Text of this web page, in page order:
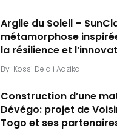
Argile du Soleil –
métamorphose
la résilience et
By Kossi Delali Adzika
Construction d’une
Dévégo: projet de
Togo et ses